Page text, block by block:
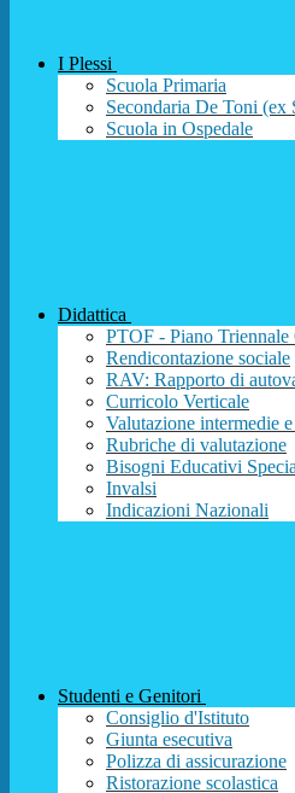
I Plessi
Scuola Primaria
Secondaria De Toni (ex
Scuola in Ospedale
Didattica
PTOF - Piano
Rendicontazione sociale
RAV: Rapporto di
Curricolo Verticale
Valutazione intermedie
Rubriche di valutazione
Bisogni Educativi
Invalsi
Indicazioni Nazionali
Studenti e Genitori
Consiglio d'Istituto
Giunta esecutiva
Polizza di assicurazione
Ristorazione scolastica